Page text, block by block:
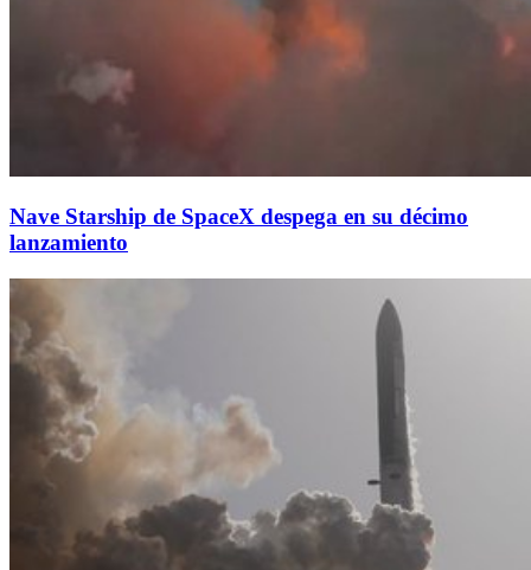
Nave Starship de SpaceX despega en su décimo
lanzamiento